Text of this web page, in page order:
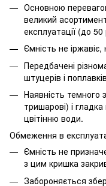
Основною
великий
експлуатації (до 50
Ємність не
Передбачені
штуцерів і
Наявність темного
тришарові) і
цвітінню води.
Обмеження в
Ємність не
з цим кришка
Забороняється